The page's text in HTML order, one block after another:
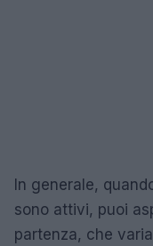
In generale,
sono attivi, puoi
partenza, che